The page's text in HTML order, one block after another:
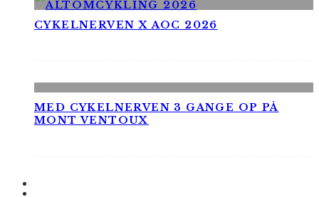
CYKELNERVEN X AOC 2026
MED CYKELNERVEN 3 GANGE OP PÅ
MONT VENTOUX